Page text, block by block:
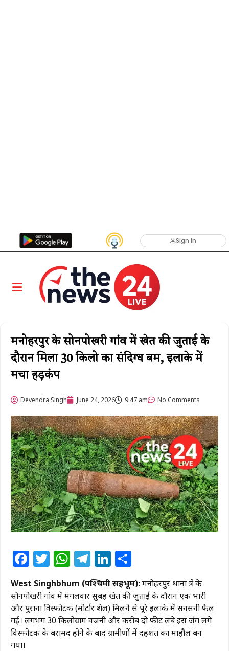
Sign in
मनोहरपुर के सोनपोखरी गांव में खेत की जुताई के
दौरान मिला 30 किलो का संदिग्ध बम, इलाके में
मचा हड़कंप
Devendra Singh June 24, 2026 9:47 am No Comments
Facebook
Twitter
WhatsApp
Telegram
LinkedIn
West Singhbhum (पश्चिमी सिंहभूम):मनोहरपुर थाना क्षेत्र के
सोनपोखरी गांव में मंगलवार सुबह खेत की जुताई के दौरान एक भारी
और पुराना विस्फोटक (मोर्टार शेल) मिलने से पूरे इलाके में सनसनी फैल
गई। लगभग 30 किलोग्राम वजनी और करीब दो फीट लंबे इस जंग लगे
विस्फोटक के बरामद होने के बाद ग्रामीणों में दहशत का माहौल बन
गया।